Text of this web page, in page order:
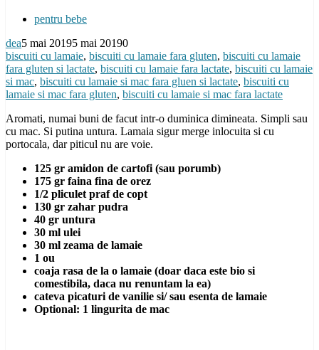
pentru bebe
dea5 mai 20195 mai 20190
biscuiti cu lamaie, biscuiti cu lamaie fara gluten, biscuiti cu lamaie
fara gluten si lactate, biscuiti cu lamaie fara lactate, biscuiti cu lamaie
si mac, biscuiti cu lamaie si mac fara gluen si lactate, biscuiti cu
lamaie si mac fara gluten, biscuiti cu lamaie si mac fara lactate
Aromati, numai buni de facut intr-o duminica dimineata. Simpli sau
cu mac. Si putina untura. Lamaia sigur merge inlocuita si cu
portocala, dar piticul nu are voie.
125 gr amidon de cartofi (sau porumb)
175 gr faina fina de orez
1/2 pliculet praf de copt
130 gr zahar pudra
40 gr untura
30 ml ulei
30 ml zeama de lamaie
1 ou
coaja rasa de la o lamaie (doar daca este bio si
comestibila, daca nu renuntam la ea)
cateva picaturi de vanilie si/ sau esenta de lamaie
Optional: 1 lingurita de mac